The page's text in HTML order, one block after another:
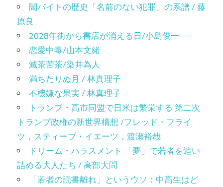
闇バイトの歴史「名前のない犯罪」の系譜 / 藤
原良
2028年街から書店が消える日/小島俊一
恋愛中毒/山本文緒
滅茶苦茶/染井為人
満ちたりぬ月 / 林真理子
不機嫌な果実 / 林真理子
トランプ・高市同盟で日米は繁栄する 第二次
トランプ政権の新世界構想 /フレッド・フライ
ツ，スティーブ・イエーツ，渡瀬裕哉
ドリーム・ハラスメント 「夢」で若者を追い
詰める大人たち / 高部大問
「若者の読書離れ」というウソ：中高生はど